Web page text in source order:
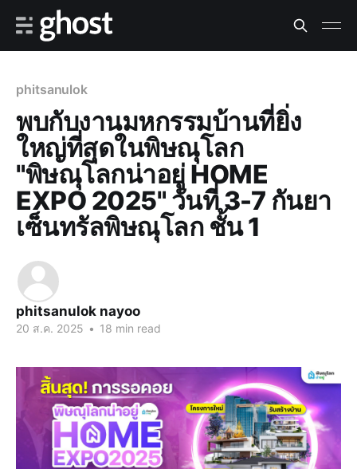
phitsanulok
พบกับงานมหกรรมบ้านที่ยิ่ง
ใหญ่ที่สุดในพิษณุโลก
"พิษณุโลกน่าอยู่ HOME
EXPO 2025" วันที่ 3-7 กันยา
เซ็นทรัลพิษณุโลก ชั้น 1
phitsanulok nayoo
20 ส.ค. 2025 • 18 min read